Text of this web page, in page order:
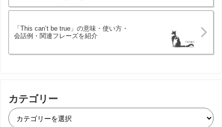
「This can’t be true」の意味・使い方・
会話例・関連フレーズを紹介
カテゴリー